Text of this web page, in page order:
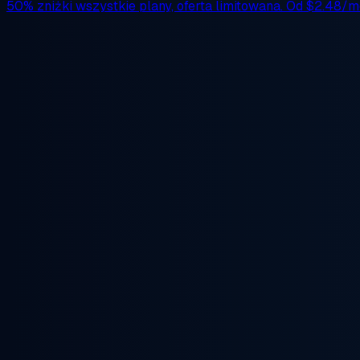
50% zniżki wszystkie plany, oferta limitowana. Od $2.48/